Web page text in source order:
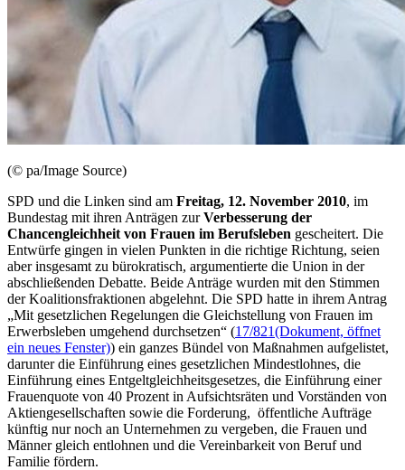
(© pa/Image Source)
SPD und die Linken sind am Freitag, 12. November 2010, im
Bundestag mit ihren Anträgen zurVerbesserung der
Chancengleichheit von Frauen im Berufsleben gescheitert. Die
Entwürfe gingen in vielen Punkten in die richtige Richtung, seien
aber insgesamt zu bürokratisch, argumentierte die Union in der
abschließenden Debatte. Beide Anträge wurden mit den Stimmen
der Koalitionsfraktionen abgelehnt. Die SPD hatte in ihrem Antrag
„Mit gesetzlichen Regelungen die Gleichstellung von Frauen im
Erwerbsleben umgehend durchsetzen“ (17/821(Dokument, öffnet
ein neues Fenster)) ein ganzes Bündel von Maßnahmen aufgelistet,
darunter die Einführung eines gesetzlichen Mindestlohnes, die
Einführung eines Entgeltgleichheitsgesetzes, die Einführung einer
Frauenquote von 40 Prozent in Aufsichtsräten und Vorständen von
Aktiengesellschaften sowie die Forderung, öffentliche Aufträge
künftig nur noch an Unternehmen zu vergeben, die Frauen und
Männer gleich entlohnen und die Vereinbarkeit von Beruf und
Familie fördern.